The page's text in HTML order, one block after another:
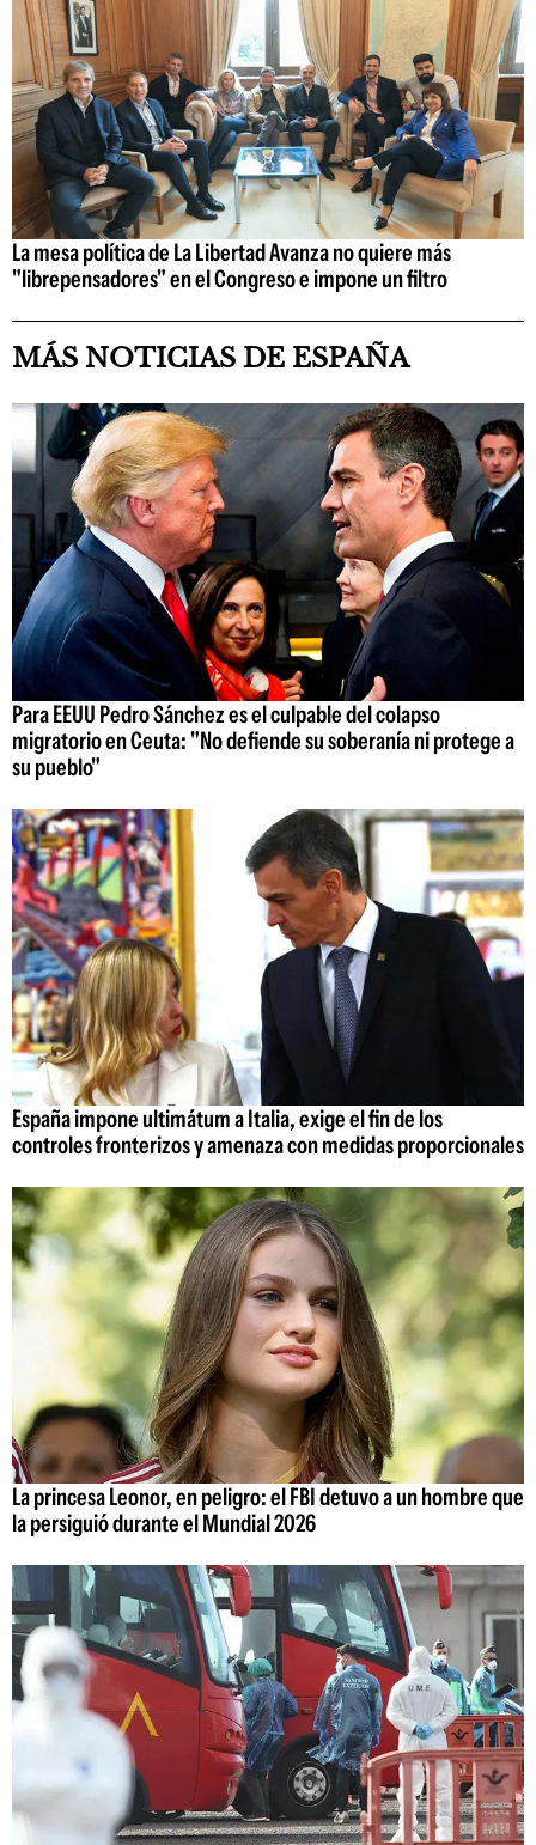
La mesa política de La Libertad Avanza no quiere más
"librepensadores" en el Congreso e impone un filtro
MÁS NOTICIAS DE ESPAÑA
Para EEUU Pedro Sánchez es el culpable del colapso
migratorio en Ceuta: "No defiende su soberanía ni protege a
su pueblo"
España impone ultimátum a Italia, exige el fin de los
controles fronterizos y amenaza con medidas proporcionales
La princesa Leonor, en peligro: el FBI detuvo a un hombre que
la persiguió durante el Mundial 2026